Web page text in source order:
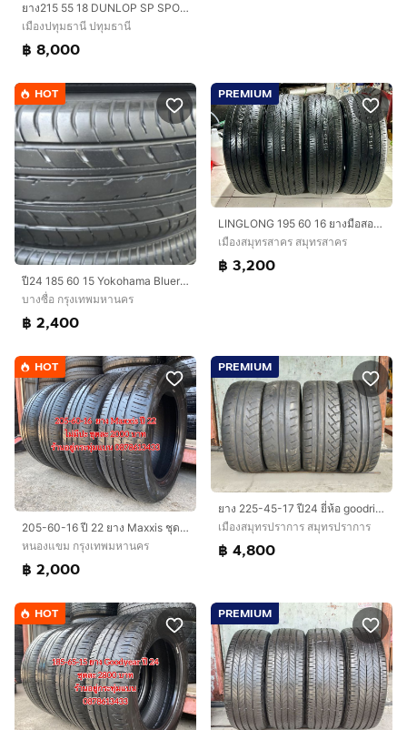
ยาง215 55 18 DUNLOP SP SPORT MAXX 050 ปี23
เมืองปทุมธานี ปทุมธานี
฿ 8,000
HOT
ปี24 185​ 60 15​ Yokohama Bluerth​ พร้อมใช้​ นุ่มเงียบ​ ชุด​4เส้น​ 2,400​ บาท
บางซื่อ กรุงเทพมหานคร
฿ 2,400
PREMIUM
LINGLONG 195 60 16 ยางมือสอง ปลายปี2023
เมืองสมุทรสาคร สมุทรสาคร
฿ 3,200
HOT
205-60-16 ปี 22 ยาง Maxxis ชุด 4 เส้น 2000 บาท สภาพยางสวยดอกเต็มๆนุ่มๆ ไม่มีปะไม่บวมไม่กินข้างวิ่งใช้งานได้อีกยาวๆ รับประกันยาง 14 วัน บริกา
หนองแขม กรุงเทพมหานคร
฿ 2,000
PREMIUM
ยาง 225-45-17 ปี24 ยี่ห้อ goodride
เมืองสมุทรปราการ สมุทรปราการ
฿ 4,800
HOT PREMIUM